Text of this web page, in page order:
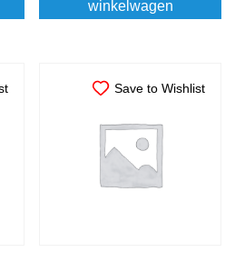
winkelwagen
Save to Wishlist